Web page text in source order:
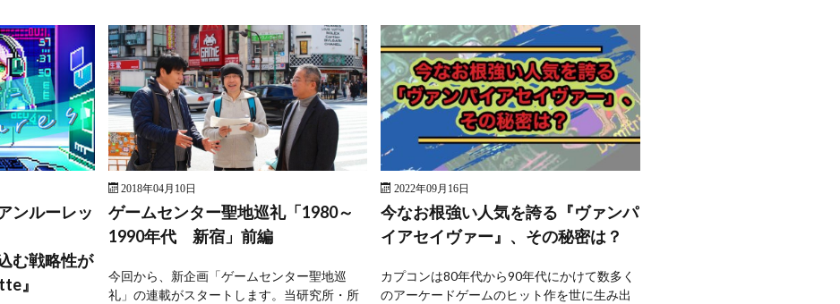
ンルーレッ
む戦略性が
』
2018年04月10日
ゲームセンター聖地巡礼「1980～
1990年代 新宿」前編
今回から、新企画「ゲームセンター聖地巡
礼」の連載がスタートします。当研究所・所
2022年09月16日
今なお根強い人気を誇る『ヴァンパ
イアセイヴァー』、その秘密は？
カプコンは80年代から90年代にかけて数多く
のアーケードゲームのヒット作を世に生み出